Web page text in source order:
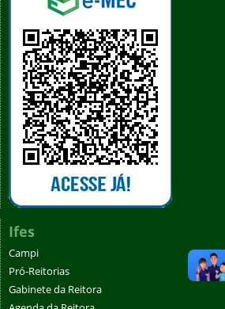
Ifes
Campi
Pró-Reitorias
Gabinete da Reitora